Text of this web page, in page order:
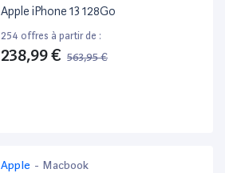
Apple iPhone 13 128Go
254 offres à partir de :
238,99 € 563,95 €
Apple - Macbook